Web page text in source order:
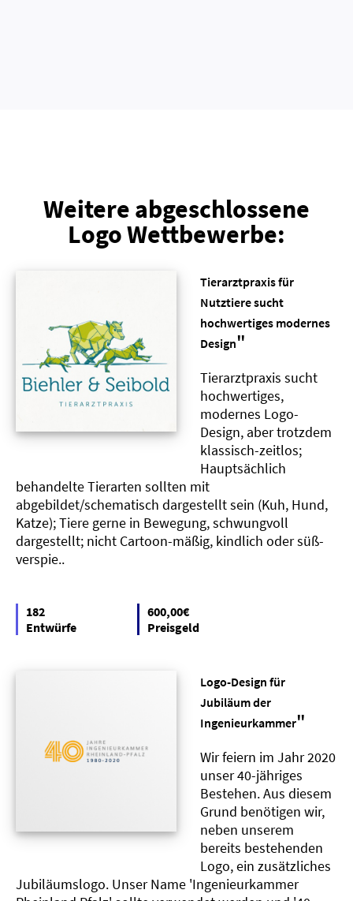
Weitere abgeschlossene
Logo Wettbewerbe:
Tierarztpraxis für
Nutztiere sucht
hochwertiges modernes
Design"
Tierarztpraxis sucht
hochwertiges,
modernes Logo-
Design, aber trotzdem
klassisch-zeitlos;
Hauptsächlich
behandelte Tierarten sollten mit
abgebildet/schematisch dargestellt sein (Kuh, Hund,
Katze); Tiere gerne in Bewegung, schwungvoll
dargestellt; nicht Cartoon-mäßig, kindlich oder süß-
verspie..
182
Entwürfe
600,00€
Preisgeld
Logo-Design für
Jubiläum der
Ingenieurkammer"
Wir feiern im Jahr 2020
unser 40-jähriges
Bestehen. Aus diesem
Grund benötigen wir,
neben unserem
bereits bestehenden
Logo, ein zusätzliches
Jubiläumslogo. Unser Name 'Ingenieurkammer